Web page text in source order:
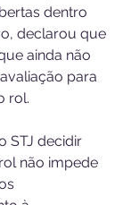
dentro
declarou que
ainda não
para
rol.
STJ decidir
não impede